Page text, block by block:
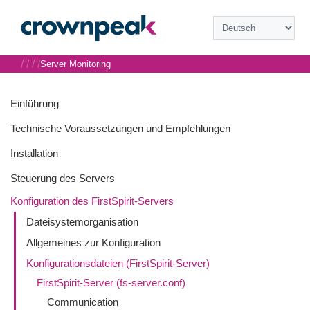
Einführung
Technische Voraussetzungen und Empfehlungen
Installation
Steuerung des Servers
Konfiguration des FirstSpirit-Servers
Dateisystemorganisation
Allgemeines zur Konfiguration
Konfigurationsdateien (FirstSpirit-Server)
FirstSpirit-Server (fs-server.conf)
Communication
/ / / /Server Monitoring